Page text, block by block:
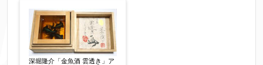
深堀隆介「金魚酒 雲透き」ア